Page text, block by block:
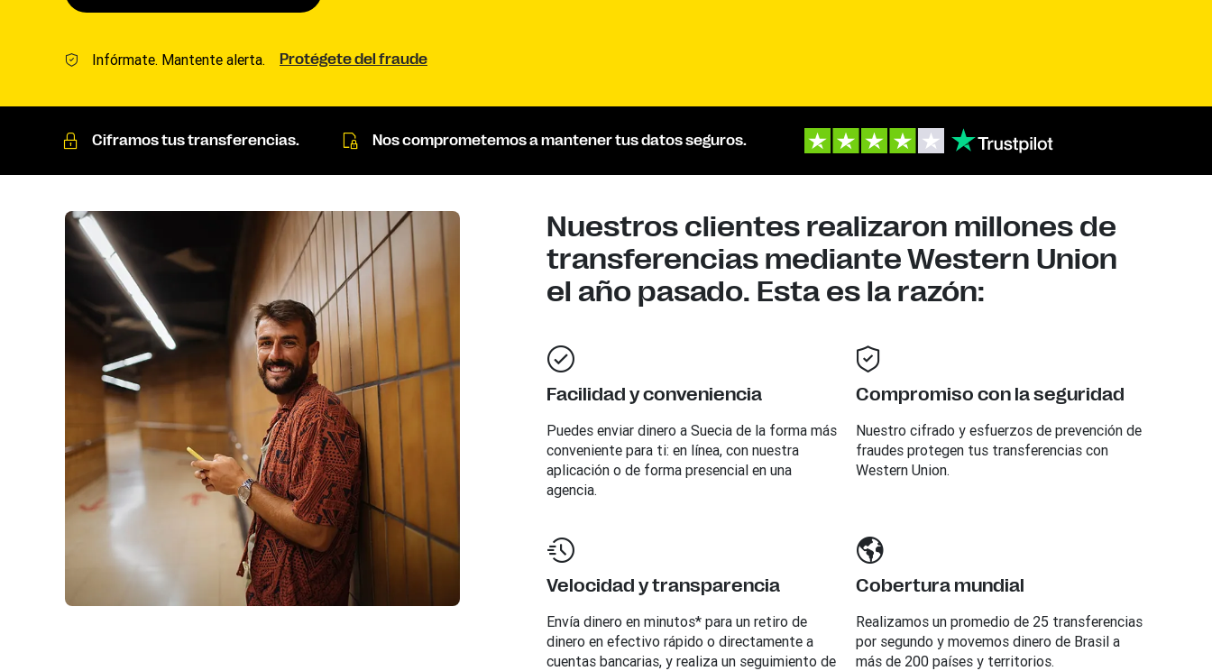
Infórmate. Mantente alerta. Protégete del fraude
Ciframos tus transferencias. Nos comprometemos a mantener tus datos seguros.
Nuestros clientes realizaron millones de
transferencias mediante Western Union
el año pasado. Esta es la razón:
Facilidad y conveniencia
Puedes enviar dinero a Sueciade la forma más
conveniente para ti: en línea, con nuestra
aplicación o de forma presencial en una
agencia.
Compromiso con la seguridad
Nuestro cifrado y esfuerzos de prevención de
fraudes protegen tus transferencias con
Western Union.
Velocidad y transparencia
Envía dinero en minutos* para un retiro de
dinero en efectivo rápido o directamente a
cuentas bancarias, y realiza un seguimiento de
Cobertura mundial
Realizamos un promedio de 25 transferencias
por segundo y movemos dinero de Brasil a
más de 200 países y territorios.